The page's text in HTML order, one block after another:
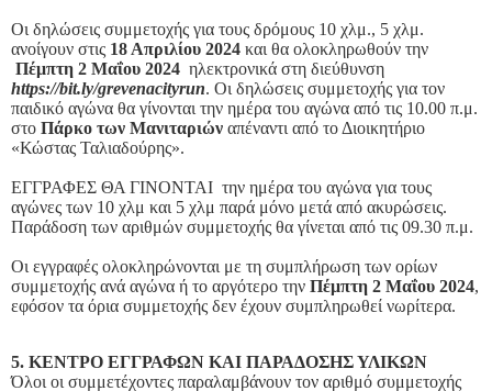
Οι δηλώσεις συμμετοχής για τους δρόμους 10 χλμ., 5 χλμ.
ανοίγουν στις 18 Απριλίου 2024 και θα ολοκληρωθούν την
Πέμπτη 2 Μαΐου 2024 ηλεκτρονικά στη διεύθυνση
https://bit.ly/grevenacityrun. Οι δηλώσεις συμμετοχής για τον
παιδικό αγώνα θα γίνονται την ημέρα του αγώνα από τις 10.00 π.μ.
στο Πάρκο των Μανιταριών απέναντι από το Διοικητήριο
«Κώστας Ταλιαδούρης».
ΕΓΓΡΑΦΕΣ ΘΑ ΓΙΝΟΝΤΑΙ την ημέρα του αγώνα για τους
αγώνες των 10 χλμ και 5 χλμ παρά μόνο μετά από ακυρώσεις.
Παράδοση των αριθμών συμμετοχής θα γίνεται από τις 09.30 π.μ.
Οι εγγραφές ολοκληρώνονται με τη συμπλήρωση των ορίων
συμμετοχής ανά αγώνα ή το αργότερο την Πέμπτη 2 Μαΐου 2024,
εφόσον τα όρια συμμετοχής δεν έχουν συμπληρωθεί νωρίτερα.
5. ΚΕΝΤΡΟ ΕΓΓΡΑΦΩΝ ΚΑΙ ΠΑΡΑΔΟΣΗΣ ΥΛΙΚΩΝ
Όλοι οι συμμετέχοντες παραλαμβάνουν τον αριθμό συμμετοχής